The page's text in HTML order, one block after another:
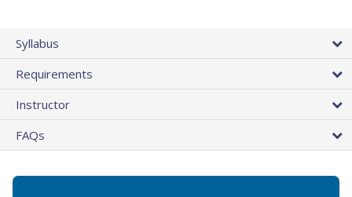
Syllabus
Requirements
Instructor
FAQs